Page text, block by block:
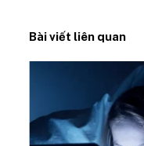
Bài viết liên quan